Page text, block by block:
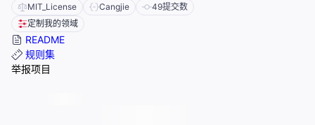
MIT_License Cangjie 49提交数
定制我的领域
README
规则集
举报项目